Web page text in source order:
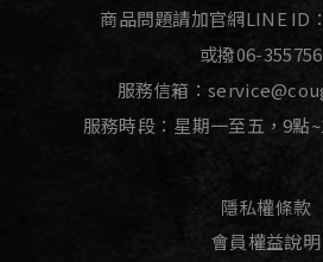
商品問題請加官網LINE ID：
或撥06-
服務信箱：
服務時段：星期一至五，9點
隱私權條款
會員權益說明